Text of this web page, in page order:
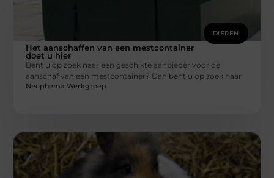
DIEREN
Het aanschaffen van een mestcontainer
doet u hier
Bent u op zoek naar een geschikte aanbieder voor de
aanschaf van een mestcontainer? Dan bent u op zoek naar
Neophema Werkgroep